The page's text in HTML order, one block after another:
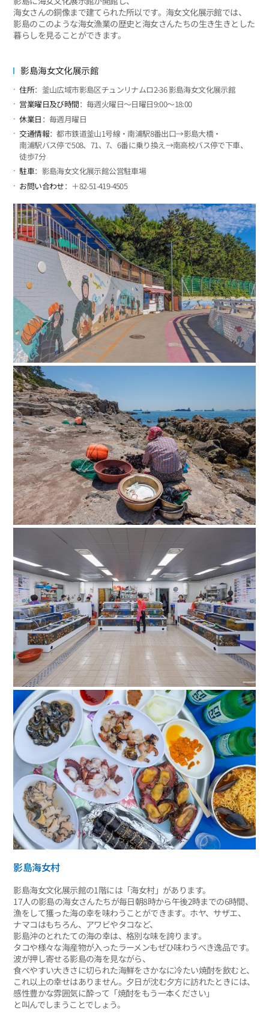
海女さんの銅像まで建てられた所以です。海女文化展示館では、
影島のこのような海女漁業の歴史と海女さんたちの生き生きとした
暮らしを見ることができます。
影島海女文化展示館
住所：釜山広域市影島区チュンリナムロ2-36 影島海女文化展示館
営業曜日及び時間：毎週火曜日～日曜日9:00～18:00
休業日 ：毎週月曜日
交通情報：都市鉄道釜山1号線・南浦駅8番出口→影島大橋・
南浦駅バス停で508、71、7、6番に乗り換え→南高校バス停で下車、
徒歩7分
駐車：影島海女文化展示館公営駐車場
お問い合わせ：＋82-51-419-4505
影島海女村
影島海女文化展示館の1階には「海女村」があります。
17人の影島の海女さんたちが毎日朝8時から午後2時までの6時間、
漁をして獲った海の幸を味わうことができます。ホヤ、サザエ、
ナマコはもちろん、アワビやタコなど、
影島沖のとれたての海の幸は、格別な味を誇ります。
タコや様々な海産物が入ったラーメンもぜひ味わうべき逸品です。
波が押し寄せる影島の海を見ながら、
食べやすい大きさに切られた海鮮をさかなに冷たい焼酎を飲むと、
これ以上の幸せはありません。夕日が沈む夕方に訪れたときには、
感性豊かな雰囲気に酔って「焼酎をもう一本ください」
と叫んでしまうことでしょう。